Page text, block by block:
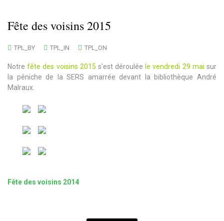
Fête des voisins 2015
TPL_BY TPL_IN TPL_ON
Notrefête des voisins 2015 s'est déroulée le vendredi 29 mai sur
la péniche de la SERS amarrée devant la bibliothèque André
Malraux.
Fête des voisins 2014